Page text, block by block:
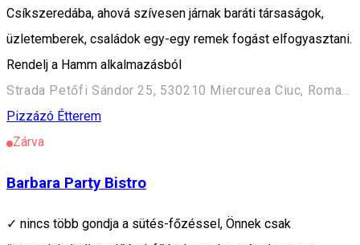
Csíkszeredába, ahová szívesen járnak baráti társaságok,
üzletemberek, családok egy-egy remek fogást elfogyasztani.
Rendelj a Hamm alkalmazásból
Strada Petőfi Sándor 25, 530210 Miercurea Ciuc, Romania
Pizzázó Étterem
Zárva
Barbara Party Bistro
✓ nincs több gondja a sütés-főzéssel, Önnek csak